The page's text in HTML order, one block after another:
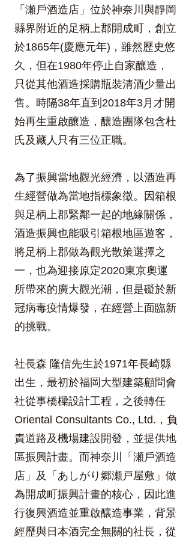
「瀬戶酒造店」位於神奈川與靜岡
縣界附近的足柄上郡開成町，創立
於1865年(慶應元年)，雖然歷史悠
久，但在1980年停止自家釀造，
只從其他酒造採購瓶裝清酒少量出
售。時隔38年直到2018年3月才開
始再生重啟釀造，釀造團隊包含杜
氏及藏人只有三位正職。
為了振興當地觀光經濟，以酒造再
生經營做為當地指標象徵。因箱根
與足柄上郡緊鄰一起的地緣關係，
酒造振興也能吸引箱根地區遊客，
將足柄上郡做為觀光散策選擇之
一，也為迎接原定2020東京奧運
所帶來的廣大觀光潮，但是礙於新
冠病毒疫情爆發，在經營上面臨新
的挑戰。
社長森 隆信先生於1971年長崎縣
出生，最初於福岡大型建築顧問會
社從事橋樑設計工程，之後轉任
Oriental Consultants Co., Ltd.，負
責道路及機場建設開發，並提供地
區振興計畫。而神奈川「瀬戶酒造
店」及「あしがり郷瀬戸屋敷」做
為開成町振興計畫的核心，因此進
行復興酒造並重啟釀造事業，背景
經歷與日本酒完全無關的社長，從